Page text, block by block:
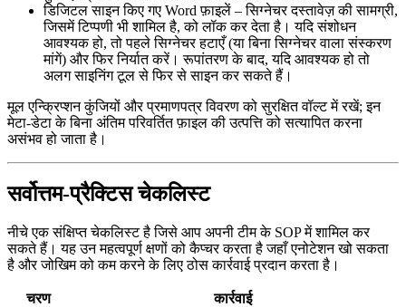
डिजिटल साइन किए गए Word फ़ाइलें – सिग्नेचर दस्तावेज़ की सामग्री,
जिसमें टिप्पणी भी शामिल है, को लॉक कर देता है। यदि संशोधन
आवश्यक हो, तो पहले सिग्नेचर हटाएँ (या बिना सिग्नेचर वाला संस्करण
मांगें) और फिर निर्यात करें। रूपांतरण के बाद, यदि आवश्यक हो तो
अलग साइनिंग टूल से फिर से साइन कर सकते हैं।
मूल एन्क्रिप्शन कुंजियों और प्रमाणपत्र विवरण को सुरक्षित वॉल्ट में रखें; इन
मेटा‑डेटा के बिना अंतिम परिवर्तित फ़ाइल की उत्पत्ति को सत्यापित करना
असंभव हो जाता है।
सर्वोत्तम‑प्रैक्टिस चेकलिस्ट
नीचे एक संक्षिप्त चेकलिस्ट है जिसे आप अपनी टीम के SOP में शामिल कर
सकते हैं। यह उन महत्वपूर्ण क्षणों को कैप्चर करता है जहाँ एनोटेशन खो सकता
है और जोखिम को कम करने के लिए ठोस कार्रवाई प्रदान करता है।
चरण
कार्रवाई